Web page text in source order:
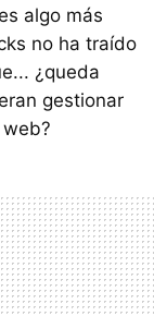
algo más
no ha traído
¿queda
gestionar